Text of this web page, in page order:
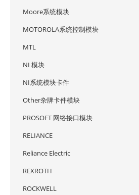
Moore系统模块
MOTOROLA系统控制模块
MTL
NI 模块
NI系统模块卡件
Other杂牌卡件模块
PROSOFT 网络接口模块
RELIANCE
Reliance Electric
REXROTH
ROCKWELL